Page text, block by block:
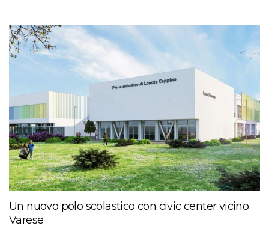
Un nuovo polo scolastico con civic center vicino
Varese